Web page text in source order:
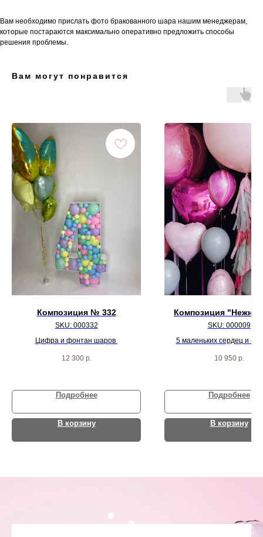
Вам необходимо прислать фото бракованного шара нашим менеджерам,
которые постараются максимально оперативно предложить способы
решения проблемы.
Вам могут понравится
Композиция № 332
SKU: 000332
Цифра и фонтан шаров
12 300 р.
Подробнее
В корзину
Композиция
SKU: 000009
5 маленьких сердец и
и 5 разноцветных агат
10 950 р.
Подробнее
В корзину